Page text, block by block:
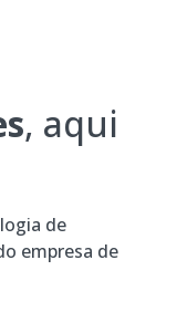
, aqui
de
empresa de